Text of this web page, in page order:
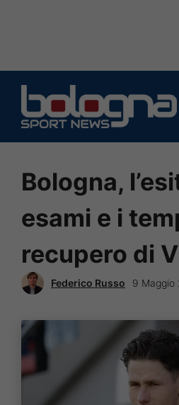
contenuto
Bologna,
esami e i
recupero di
Federico Russo 9